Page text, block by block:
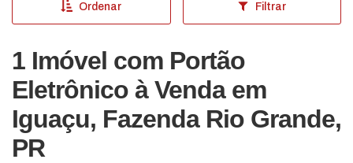
Ordenar Filtrar
1 Imóvel com Portão
Eletrônico à Venda em
Iguaçu, Fazenda Rio Grande,
PR